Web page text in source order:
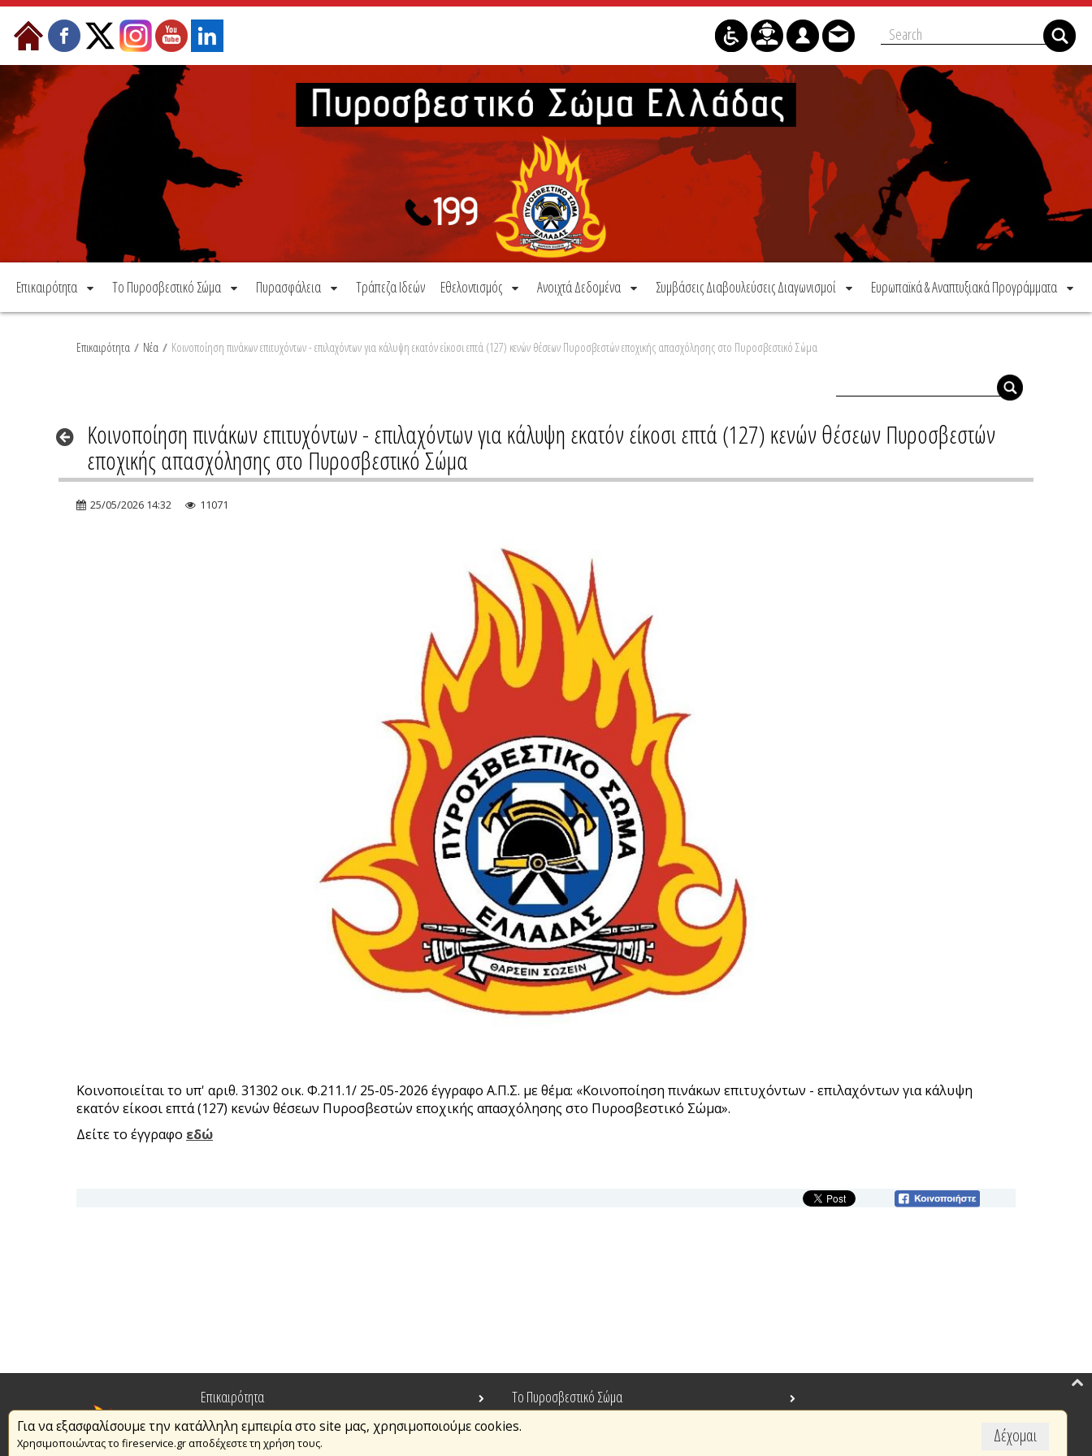
Μετάβαση στο περιεχόμενο
Επικαιρότητα Το Πυροσβεστικό Σώμα Πυρασφάλεια Τράπεζα Ιδεών Εθελοντισμός Ανοιχτά Δεδομένα Συμβάσεις Διαβουλεύσεις Διαγωνισμοί Ευρωπαϊκά & Αναπτυξιακά Προγράμματα
Επικαιρότητα / Νέα / Κοινοποίηση πινάκων επιτυχόντων - επιλαχόντων για κάλυψη εκατόν είκοσι επτά (127) κενών θέσεων Πυροσβεστών εποχικής απασχόλησης στο Πυροσβεστικό Σώμα
Κοινοποίηση πινάκων επιτυχόντων - επιλαχόντων για κάλυψη εκατόν είκοσι επτά (127) κενών θέσεων Πυροσβεστών
εποχικής απασχόλησης στο Πυροσβεστικό Σώμα
25/05/2026 14:32 11071
Κοινοποιείται το υπ' αριθ. 31302 οικ. Φ.211.1/ 25-05-2026 έγγραφο Α.Π.Σ. με θέμα: «Κοινοποίηση πινάκων επιτυχόντων - επιλαχόντων για κάλυψη
εκατόν είκοσι επτά (127) κενών θέσεων Πυροσβεστών εποχικής απασχόλησης στο Πυροσβεστικό Σώμα».
Δείτε το έγγραφο εδώ
Δέχομαι
Για να εξασφαλίσουμε την κατάλληλη εμπειρία στο site μας, χρησιμοποιούμε cookies.
Χρησιμοποιώντας το fireservice.gr αποδέχεστε τη χρήση τους.
Επικαιρότητα
Το Πυροσβεστικό Σώμα
Πυρασφάλεια
Τράπεζα Ιδεών